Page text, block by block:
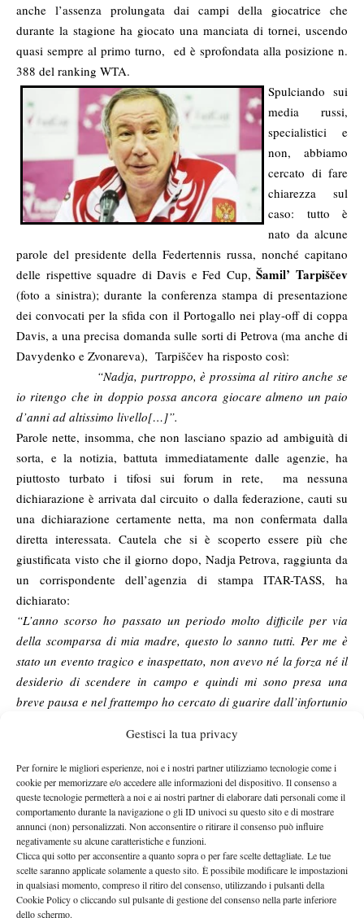
Gestisci la tua privacy
Per fornire le migliori esperienze, noi e i nostri partner utilizziamo tecnologie come i
cookie per memorizzare e/o accedere alle informazioni del dispositivo. Il consenso a
queste tecnologie permetterà a noi e ai nostri partner di elaborare dati personali come il
comportamento durante la navigazione o gli ID univoci su questo sito e di mostrare
annunci (non) personalizzati. Non acconsentire o ritirare il consenso può influire
negativamente su alcune caratteristiche e funzioni.
Clicca qui sotto per acconsentire a quanto sopra o per fare scelte dettagliate. Le tue
scelte saranno applicate solamente a questo sito. È possibile modificare le impostazioni
in qualsiasi momento, compreso il ritiro del consenso, utilizzando i pulsanti della
Cookie Policy o cliccando sul pulsante di gestione del consenso nella parte inferiore
dello schermo.
anche l’assenza prolungata dai campi della giocatrice che
durante la stagione ha giocato una manciata di tornei, uscendo
quasi sempre al primo turno, ed è sprofondata alla posizione n.
388 del ranking WTA.
Spulciando sui
media russi,
specialistici e
non, abbiamo
cercato di fare
chiarezza sul
caso: tutto è
nato da alcune
parole del presidente della Federtennis russa, nonché capitano
delle rispettive squadre di Davis e Fed Cup,Šamil’ Tarpiščev
(foto a sinistra); durante la conferenza stampa di presentazione
dei convocati per la sfida con il Portogallo nei play-off di coppa
Davis, a una precisa domanda sulle sorti di Petrova (ma anche di
Davydenko e Zvonareva), Tarpiščev ha risposto così:
“Nadja, purtroppo, è prossima al ritiro anche se
io ritengo che in doppio possa ancora giocare almeno un paio
d’anni ad altissimo livello[…]”.
Parole nette, insomma, che non lasciano spazio ad ambiguità di
sorta, e la notizia, battuta immediatamente dalle agenzie, ha
piuttosto turbato i tifosi sui forum in rete, ma nessuna
dichiarazione è arrivata dal circuito o dalla federazione, cauti su
una dichiarazione certamente netta, ma non confermata dalla
diretta interessata. Cautela che si è scoperto essere più che
giustificata visto che il giorno dopo, Nadja Petrova, raggiunta da
un corrispondente dell’agenzia di stampa ITAR-TASS, ha
dichiarato:
“L’anno scorso ho passato un periodo molto difficile per via
della scomparsa di mia madre, questo lo sanno tutti. Per me è
stato un evento tragico e inaspettato, non avevo né la forza né il
desiderio di scendere in campo e quindi mi sono presa una
breve pausa e nel frattempo ho cercato di guarire dall’infortunio
vita ormai è quasi completamente pubblica e nasconderla è
difficilissimo. Per questo motivo ho preso una pausa dopo la
morte di mia madre visto che ne avevo diritto. Ma questo non
significa che io abbia deciso di lasciare il tennis. Quando verrà
quel momento la WTA farà una dichiarazione ufficiale sul suo
sito e organizzerò una cerimonia di addio al circuito, come
fanno tutti gli altri tennisti. Fino ad allora vi prego di rispettare
la mia vita privata e la mia decisione di prendermi una pausa
dalla carriera”.